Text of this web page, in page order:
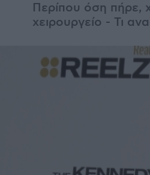
Περίπου όση πήρε,
χειρουργείο - Τι